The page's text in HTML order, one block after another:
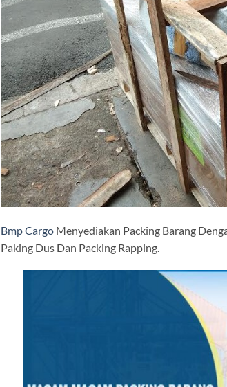
Bmp Cargo Menyediakan Packing Barang
Paking Dus Dan Packing Rapping.